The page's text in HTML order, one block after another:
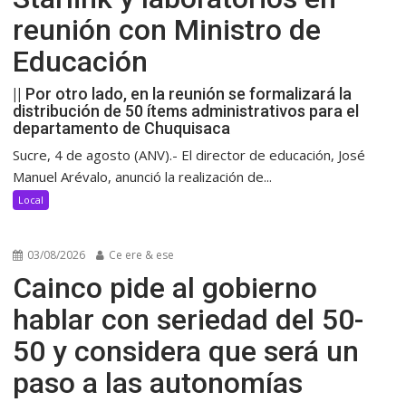
reunión con Ministro de
Educación
|| Por otro lado, en la reunión se formalizará la
distribución de 50 ítems administrativos para el
departamento de Chuquisaca
Sucre, 4 de agosto (ANV).- El director de educación, José
Manuel Arévalo, anunció la realización de...
Local
03/08/2026 Ce ere & ese
Cainco pide al gobierno
hablar con seriedad del 50-
50 y considera que será un
paso a las autonomías